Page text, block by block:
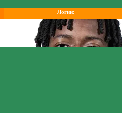
Логин: